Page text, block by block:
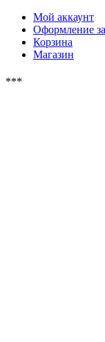
Мой аккаунт
Оформление
Корзина
Магазин
***